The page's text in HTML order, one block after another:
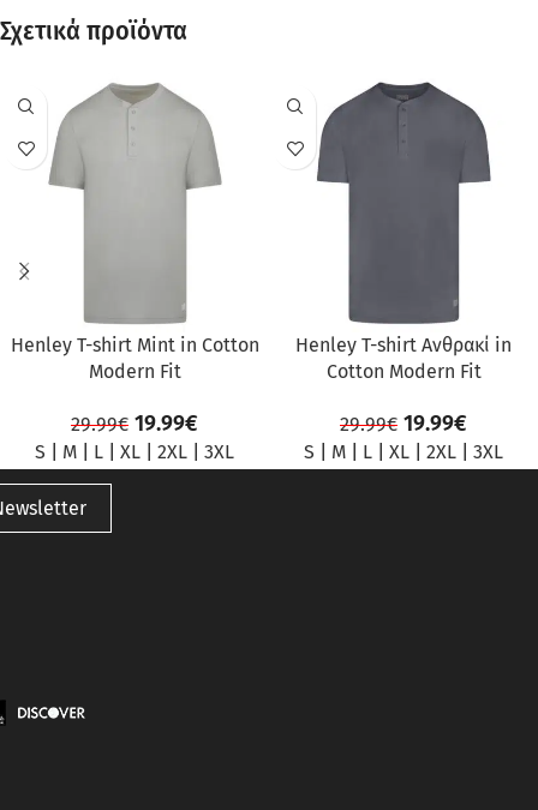
Σχετικά προϊόντα
ΠΡΟΣΦΟΡΆ
Henley T-shirt Mint in Cotton
Modern Fit
29.99€ 19.99€
S M L XL 2XL 3XL
ΠΡΟΣΦΟΡΆ
Henley T-shirt Ανθρακί in
Cotton Modern Fit
29.99€ 19.99€
S M L XL 2XL 3XL